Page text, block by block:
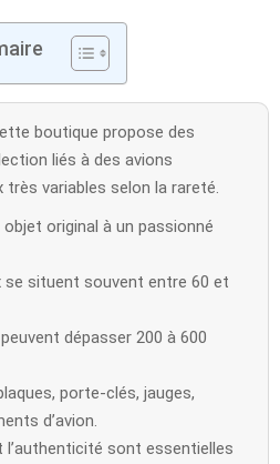
boutique propose des
liés à des avions
très variables selon la rareté.
original à un passionné
se situent souvent entre 60 et
dépasser 200 à 600
porte-clés, jauges,
d’avion.
l’authenticité sont essentielles